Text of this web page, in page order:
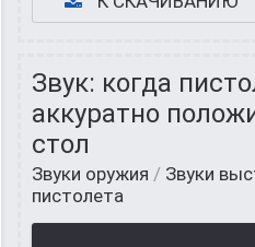
Звук: когда
аккуратно
стол
Звуки оружия / Звуки
пистолета